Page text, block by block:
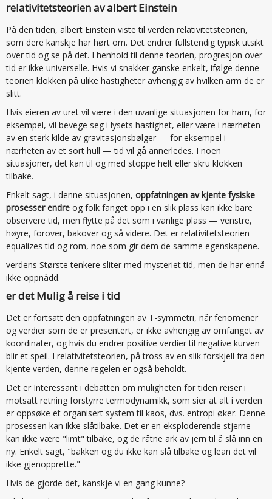
relativitetsteorien av albert Einstein
På den tiden, albert Einstein viste til verden relativitetsteorien,
som dere kanskje har hørt om. Det endrer fullstendig typisk utsikt
over tid og se på det. I henhold til denne teorien, progresjon over
tid er ikke universelle. Hvis vi snakker ganske enkelt, ifølge denne
teorien klokken på ulike hastigheter avhengig av hvilken arm de er
slitt.
Hvis eieren av uret vil være i den uvanlige situasjonen for ham, for
eksempel, vil bevege seg i lysets hastighet, eller være i nærheten
av en sterk kilde av gravitasjonsbølger — for eksempel i
nærheten av et sort hull — tid vil gå annerledes. I noen
situasjoner, det kan til og med stoppe helt eller skru klokken
tilbake.
Enkelt sagt, i denne situasjonen, oppfatningen av kjente fysiske
prosesser endre og folk fanget opp i en slik plass kan ikke bare
observere tid, men flytte på det som i vanlige plass — venstre,
høyre, forover, bakover og så videre. Det er relativitetsteorien
equalizes tid og rom, noe som gir dem de samme egenskapene.
verdens Største tenkere sliter med mysteriet tid, men de har ennå
ikke oppnådd.
er det Mulig å reise i tid
Det er fortsatt den oppfatningen av T-symmetri, når fenomener
og verdier som de er presentert, er ikke avhengig av omfanget av
koordinater, og hvis du endrer positive verdier til negative kurven
blir et speil. I relativitetsteorien, på tross av en slik forskjell fra den
kjente verden, denne regelen er også beholdt.
Det er Interessant i debatten om muligheten for tiden reiser i
motsatt retning forstyrre termodynamikk, som sier at alt i verden
er oppsøke et organisert system til kaos, dvs. entropi øker. Denne
prosessen kan ikke slåtilbake. Det er en eksploderende stjerne
kan ikke være "limt" tilbake, og de råtne ark av jern til å slå inn en
ny. Enkelt sagt, "bakken og du ikke kan slå tilbake og lean det vil
ikke gjenopprette."
Hvis de gjorde det, kanskje vi en gang kunne?